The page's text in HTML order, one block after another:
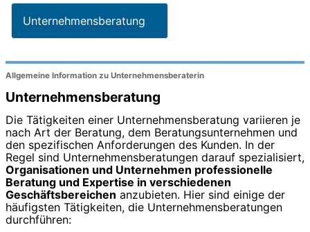
Unternehmensberatung
Allgemeine Information zu Unternehmensberaterin
Unternehmensberatung
Die Tätigkeiten einer Unternehmensberatung variieren je
nach Art der Beratung, dem Beratungsunternehmen und
den spezifischen Anforderungen des Kunden. In der
Regel sind Unternehmensberatungen darauf spezialisiert,
Organisationen und Unternehmen professionelle
Beratung und Expertise in verschiedenen
Geschäftsbereichen anzubieten. Hier sind einige der
häufigsten Tätigkeiten, die Unternehmensberatungen
durchführen: